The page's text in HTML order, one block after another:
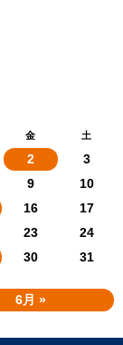
金 土
6月 »
2
3
9
10
16
17
23
24
30 31